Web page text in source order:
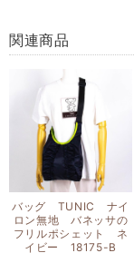
関連商品
バッグ TUNIC ナイ
ロン無地 バネッサの
フリルポシェット ネ
イビー 18175-B